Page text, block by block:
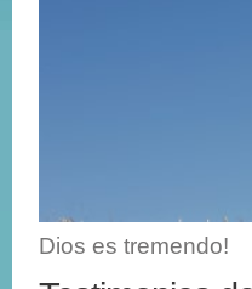
Dios es tremendo!